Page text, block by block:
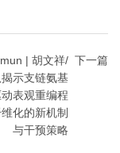
下一篇
| 胡文祥/
示支链氨基
表观重编程
化的新机制
与干预策略